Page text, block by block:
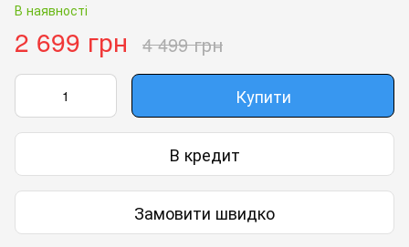
В наявності
2 699 грн 4 499 грн
Купити
В кредит
Замовити швидко